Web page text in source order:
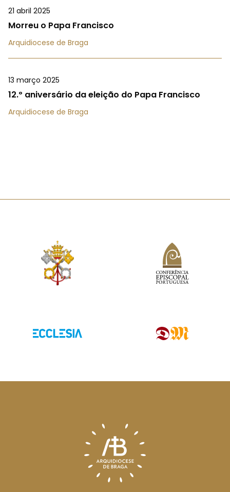
21 abril 2025
Morreu o Papa Francisco
Arquidiocese de Braga
13 março 2025
12.º aniversário da eleição do Papa Francisco
Arquidiocese de Braga